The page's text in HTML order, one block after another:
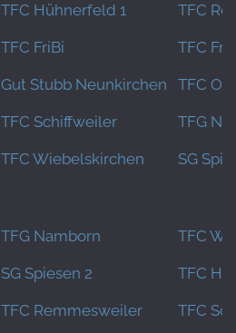
TFC Hühnerfeld 1 TFC
TFC FriBi TFC
Gut Stubb Neunkirchen TFC
TFC Schiffweiler TFG
TFC Wiebelskirchen SG
TFG Namborn TFC
SG Spiesen 2 TFC
TFC Remmesweiler TFC